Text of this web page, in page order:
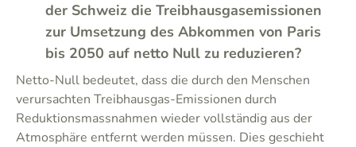
der Schweiz die Treibhausgasemissionen
zur Umsetzung des Abkommen von Paris
bis 2050 auf netto Null zu reduzieren?
Netto-Null bedeutet, dass die durch den Menschen
verursachten Treibhausgas-Emissionen durch
Reduktionsmassnahmen wieder vollständig aus der
Atmosphäre entfernt werden müssen. Dies geschieht